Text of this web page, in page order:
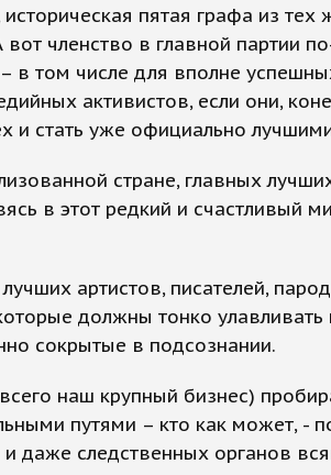
пятая графа из
вот членство в главной партии
в том числе для вполне
активистов, если они,
и стать уже официально
стране, главных
в этот редкий и счастливый
артистов, писателей,
должны тонко улавливать
сокрытые в подсознании.
наш крупный бизнес)
путями – кто как может, -
даже следственных органов